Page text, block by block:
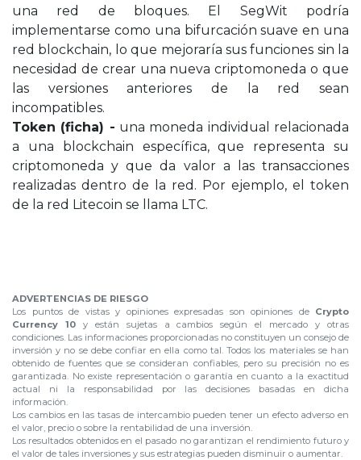
una red de bloques. El SegWit podría
implementarse como una bifurcación suave en una
red blockchain, lo que mejoraría sus funciones sin la
necesidad de crear una nueva criptomoneda o que
las versiones anteriores de la red sean
incompatibles.
Token (ficha) - una moneda individual relacionada
a una blockchain específica, que representa su
criptomoneda y que da valor a las transacciones
realizadas dentro de la red. Por ejemplo, el token
de la red Litecoin se llama LTC.
ADVERTENCIAS DE RIESGO
Los puntos de vistas y opiniones expresadas son opiniones de Crypto
Currency 10y están sujetas a cambios según el mercado y otras
condiciones. Las informaciones proporcionadas no constituyen un consejo de
inversión y no se debe confiar en ella como tal. Todos los materiales se han
obtenido de fuentes que se consideran confiables, pero su precisión no es
garantizada. No existe representación o garantía en cuanto a la exactitud
actual ni la responsabilidad por las decisiones basadas en dicha
información.
Los cambios en las tasas de intercambio pueden tener un efecto adverso en
el valor, precio o sobre la rentabilidad de una inversión.
Los resultados obtenidos en el pasado no garantizan el rendimiento futuro y
el valor de tales inversiones y sus estrategias pueden disminuir o aumentar.